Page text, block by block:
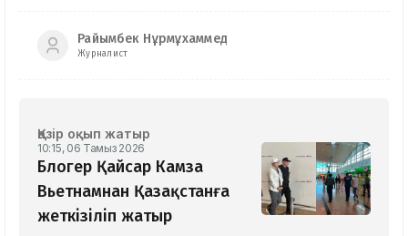
Райымбек Нұрмұхаммед
Журналист
Қазір оқып жатыр
10:15, 06 Тамыз 2026
Блогер Қайсар Камза
Вьетнамнан Қазақстанға
жеткізіліп жатыр